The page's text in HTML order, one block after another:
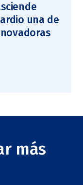
una de
más